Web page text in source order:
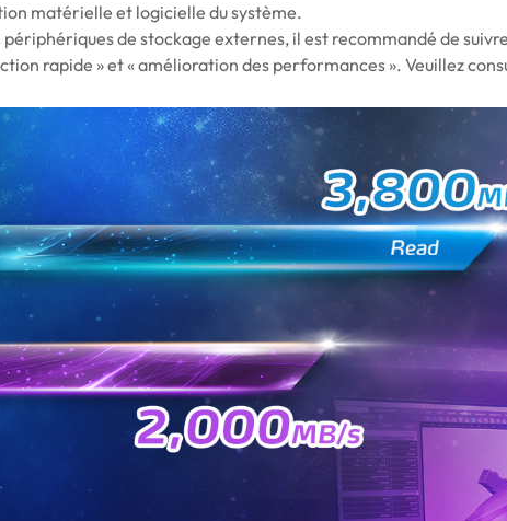
matérielle et logicielle du système.
de stockage externes, il est recommandé de
rapide » et « amélioration des performances ». Veuillez